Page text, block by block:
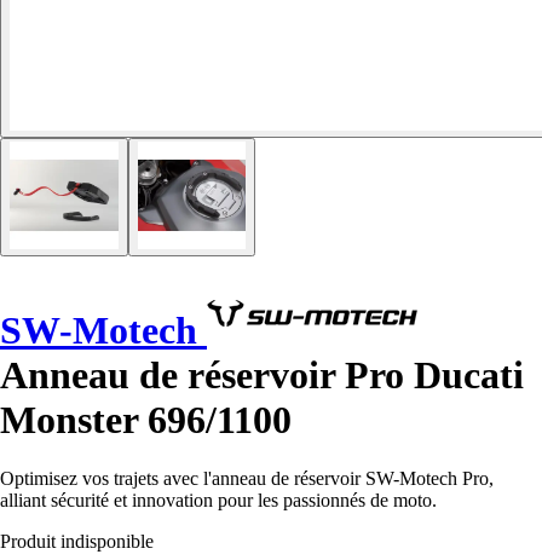
SW-Motech
Anneau de réservoir Pro Ducati
Monster 696/1100
Optimisez vos trajets avec l'anneau de réservoir SW-Motech Pro,
alliant sécurité et innovation pour les passionnés de moto.
Produit indisponible